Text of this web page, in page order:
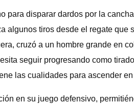
para disparar dardos por la
algunos tiros desde el regate
cruzó a un hombre grande en
seguir progresando como
las cualidades para ascender
en su juego defensivo,